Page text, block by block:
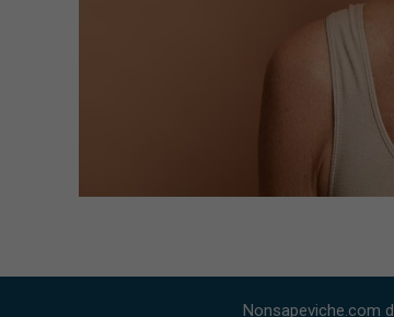
Nonsapeviche.com